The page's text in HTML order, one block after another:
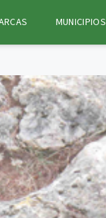
MUNICIPIOS